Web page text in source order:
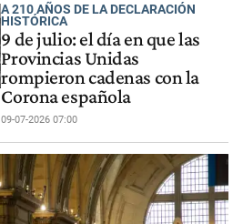
A 210 AÑOS DE LA DECLARACIÓN
HISTÓRICA
9 de julio: el día en que las
Provincias Unidas
rompieron cadenas con la
Corona española
09-07-2026 07:00